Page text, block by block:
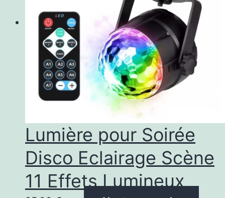
Lumière pour Soirée
Disco Eclairage Scène
11 Effets Lumineux